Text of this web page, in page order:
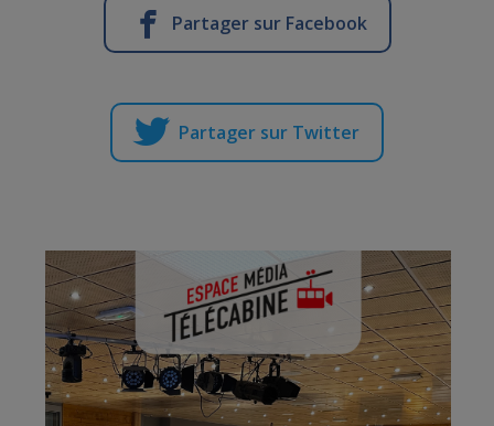
Partager sur Facebook
Partager sur Twitter